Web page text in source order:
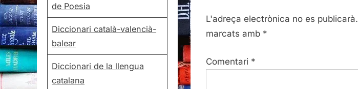
u
s
o
L'adreça electrònica no es publicarà.
marcats amb *
Comentari *
de Poesia
Diccionari català-valencià-
balear
Diccionari de la llengua
catalana